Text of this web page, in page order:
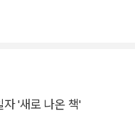
기와 관련된 것 가운데 하
성적인 것을 정립하는 모
'새로 나온 책'